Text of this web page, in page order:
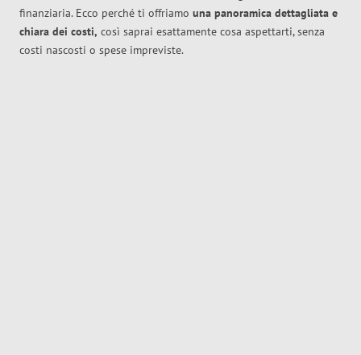
finanziaria. Ecco perché ti offriamo una panoramica dettagliata e
chiara dei costi, così saprai esattamente cosa aspettarti, senza
costi nascosti o spese impreviste.